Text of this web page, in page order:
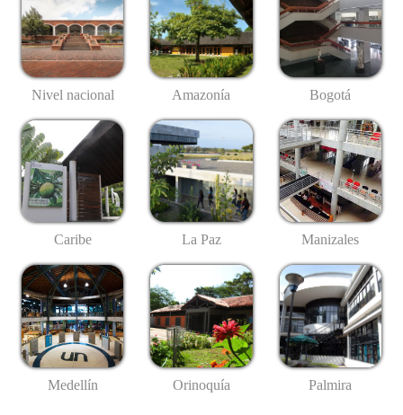
Nivel nacional Amazonía Bogotá
Caribe La Paz Manizales
Medellín Orinoquía Palmira